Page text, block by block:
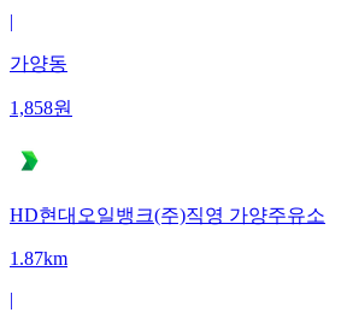
|
가양동
1,858원
HD현대오일뱅크(주)직영 가양주유소
1.87km
|